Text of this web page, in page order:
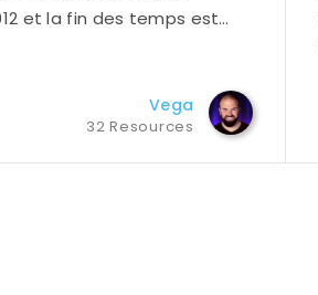
et la fin des temps est…
Vega
32 Resources